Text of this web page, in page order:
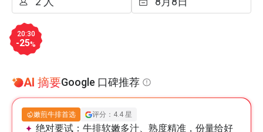
20:30
-25%
AI 摘要Google 口碑推荐
嫩煎牛排首选 评分：4.4 星
绝对要试： 牛排软嫩多汁、熟度精准，份量给好